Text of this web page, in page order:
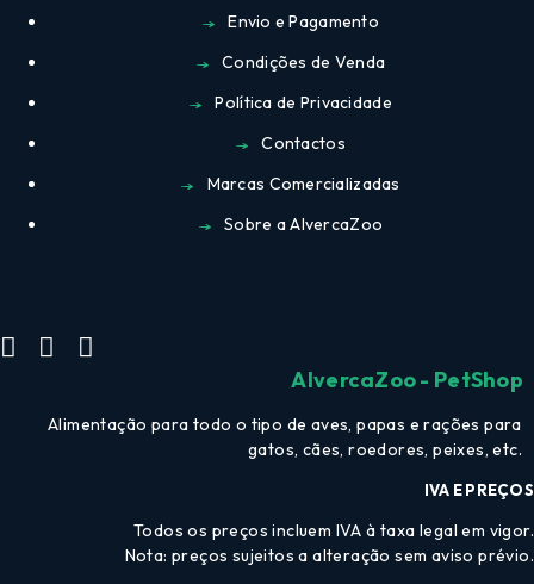
Envio e Pagamento
Condições de Venda
Política de Privacidade
Contactos
Marcas Comercializadas
Sobre a AlvercaZoo
AlvercaZoo - PetShop
Alimentação para todo o tipo de aves, papas e rações para
gatos, cães, roedores, peixes, etc.
IVA E PREÇOS
Todos os preços incluem IVA à taxa legal em vigor.
Nota: preços sujeitos a alteração sem aviso prévio.